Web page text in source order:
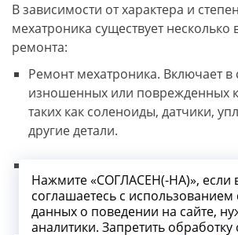
В зависимости от характера и
мехатроника существует несколько
ремонта:
Ремонт мехатроника. Включает в
изношенных или поврежденных
таких как соленоиды, датчики,
другие детали.
неисправность соленоидов, их
на новые.
Нажмите «СОГЛАСЕН(-НА)», если
соглашаетесь с использованием
данных о поведении на сайте,
аналитики. Запретить обработку